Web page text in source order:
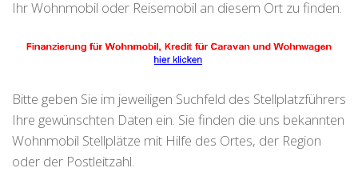
Ihr Wohnmobil oder Reisemobil an diesem Ort zu finden.
Bitte geben Sie im jeweiligen Suchfeld des Stellplatzführers
Ihre gewünschten Daten ein. Sie finden die uns bekannten
Wohnmobil Stellplätze mit Hilfe des Ortes, der Region
oder der Postleitzahl.